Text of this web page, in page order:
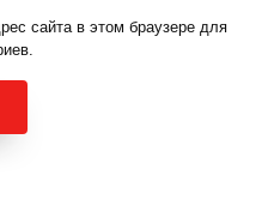
сайта в этом браузере для